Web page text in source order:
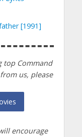
[1991]
top Command
us, please
encourage